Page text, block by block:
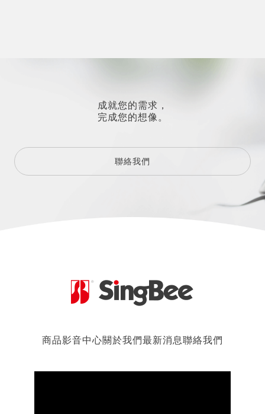
成就您的需求，
完成您的想像。
聯絡我們
商品影音中心關於我們最新消息聯絡我們